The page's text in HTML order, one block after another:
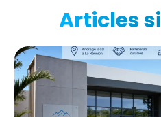
Articles